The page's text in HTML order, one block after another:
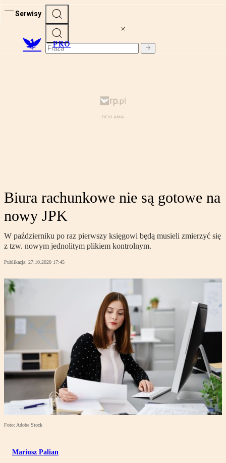
Serwisy
PRO
Biura rachunkowe nie są gotowe na
nowy JPK
W październiku po raz pierwszy księgowi będą musieli zmierzyć się
z tzw. nowym jednolitym plikiem kontrolnym.
Publikacja: 27.10.2020 17:45
Foto: Adobe Stock
Mariusz Palian